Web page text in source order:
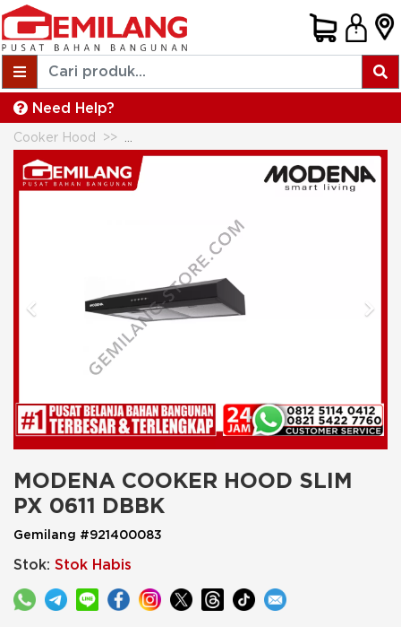
Need Help?
Cooker Hood
Previous Next
MODENA COOKER HOOD SLIM
PX 0611 DBBK
Gemilang #921400083
Stok: Stok Habis